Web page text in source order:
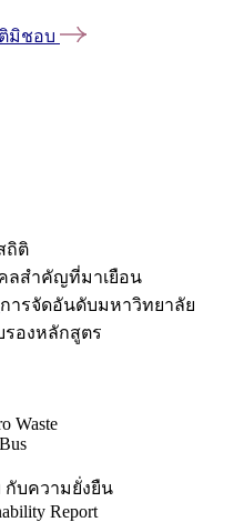
มิชอบ
ถิติ
ลสำคัญที่มาเยือน
การจัดอันดับมหาวิทยาลัย
รองหลักสูตร
Waste
กับความยั่งยืน
Report